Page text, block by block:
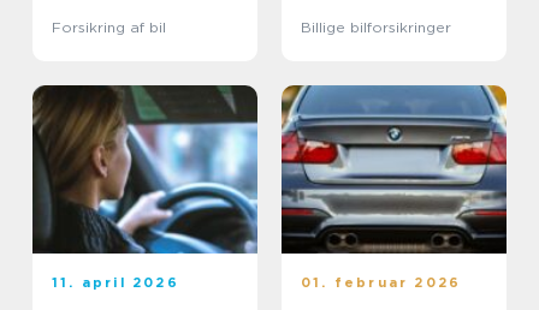
Forsikring af bil Billige bilforsikringer
11. april 2026 01. februar 2026